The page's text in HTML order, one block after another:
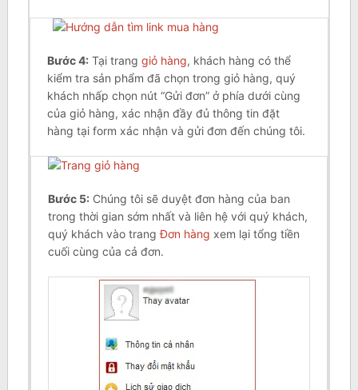
Bước4:Tại trang giỏ hàng, khách hàng có thể
kiểm tra sản phẩm đã chọn trong giỏ hàng, quý
khách nhấp chọn nút “Gửi đơn” ở phía dưới cùng
của giỏ hàng, xác nhận đầy đủ thông tin đặt
hàng tại form xác nhận và gửi đơn đến chúng tôi.
Bước 5:Chúng tôi sẽ duyệt đơn hàng của ban
trong thời gian sớm nhất và liên hệ với quý khách,
quý khách vào trangĐơn hàng xem lại tổng tiền
cuối cùng của cả đơn.